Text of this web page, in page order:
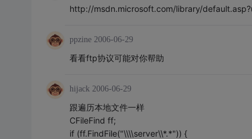
http://msdn.microsoft.com/library/
ppzine 2006-06-29
看看ftp协议可能对你帮助
hijack 2006-06-29
跟遍历本地文件一样
CFileFind ff;
if (ff.FindFile("\\\\server\\*.*")) {